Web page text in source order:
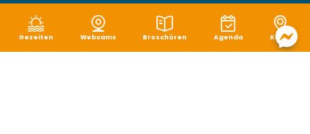
Gezeiten Webcams Broschüren Agenda Karte